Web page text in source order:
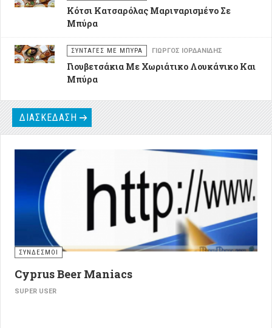
Κότσι Κατσαρόλας Μαριναρισμένο Σε
Μπύρα
ΣΥΝΤΑΓΕΣ ΜΕ ΜΠΥΡΑ ΓΙΏΡΓΟΣ ΙΟΡΔΑΝΊΔΗΣ
Γιουβετσάκια Με Χωριάτικο Λουκάνικο Και
Μπύρα
ΔΙΑΣΚΕΔΑΣΗ
ΣΥΝΔΕΣΜΟΙ
Cyprus Beer Maniacs
SUPER USER